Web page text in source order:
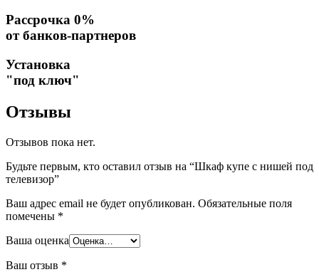
Рассрочка 0%
от банков-партнеров
Установка
"под ключ"
Отзывы
Отзывов пока нет.
Будьте первым, кто оставил отзыв на “Шкаф купе с нишей под
телевизор”
Ваш адрес email не будет опубликован. Обязательные поля
помечены *
Ваша оценка
Ваш отзыв *